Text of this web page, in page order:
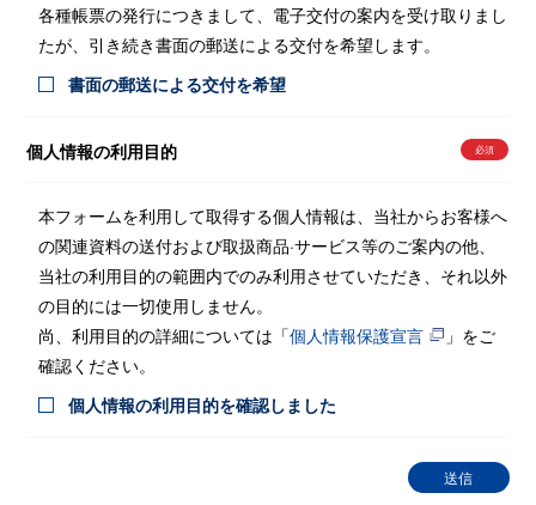
各種帳票の発行につきまして、電子交付の案内を受け取りまし
たが、引き続き書面の郵送による交付を希望します。
書面の郵送による交付を希望
個人情報の利用目的
本フォームを利⽤して取得する個⼈情報は、当社からお客様へ
の関連資料の送付および取扱商品·サービス等のご案内の他、
当社の利⽤⽬的の範囲内でのみ利⽤させていただき、それ以外
の⽬的には⼀切使⽤しません。
尚、利⽤⽬的の詳細については「個⼈情報保護宣⾔
」をご
確認ください。
個人情報の利用目的を確認しました